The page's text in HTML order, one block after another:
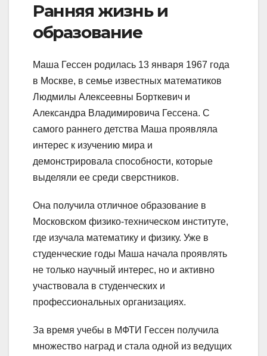
Ранняя жизнь и
образование
Маша Гессен родилась 13 января 1967 года
в Москве, в семье известных математиков
Людмилы Алексеевны Борткевич и
Александра Владимировича Гессена. С
самого раннего детства Маша проявляла
интерес к изучению мира и
демонстрировала способности, которые
выделяли ее среди сверстников.
Она получила отличное образование в
Московском физико-техническом институте,
где изучала математику и физику. Уже в
студенческие годы Маша начала проявлять
не только научный интерес, но и активно
участвовала в студенческих и
профессиональных организациях.
За время учебы в МФТИ Гессен получила
множество наград и стала одной из ведущих